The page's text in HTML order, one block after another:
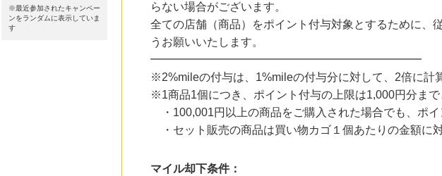
7時間前
Joshin webショップ
※最近参加されたキャンペー
ンをランダムに表示していま
す
らない場合がございます。
全ての店舗（商品）をポイント付与対象とするために、
うお願いいたします。
━━━━━━━━━━━━━━━━━━━━━━━━
※2%mileの付与は、1%mileの付与分に対して、2倍に計
※1商品1個につき、ポイント付与の上限は1,000円分まで
・100,001円以上の商品をご購入された場合でも、ポ
・セット販売の商品は買い物カゴ１個あたりの金額に
マイル却下条件：